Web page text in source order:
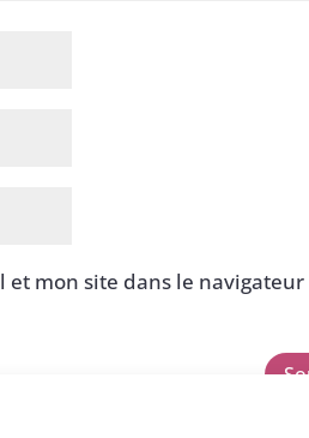
et mon site dans le